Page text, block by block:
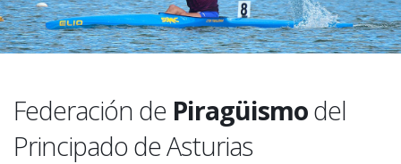
Federación de Piragüismodel
Principado de Asturias